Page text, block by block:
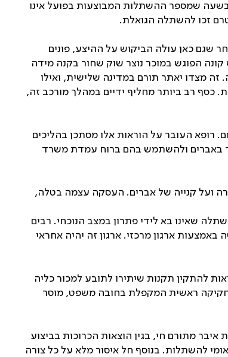
לדוגמה, בארץ יש כ-600 איש הממתינים להשתלת כליה, בשעה שמספר ההשתלות המבוצעות בפועל אינו
שגם כאן עולה הביקוש על ההיצע, פונים
קונה הפוגש במוכר נוצר שוק שחור בקנה מידה
זה מצדו יאתר תורם במדינה שלישית, ואילו
כסף רב ביותר מחליף ידיים במהלך מורכב זה,
תמורת תשלום. רופא העובר על הוראות אלו מסתכן בהליכים
רישיונו לעסוק ברפואה. גם נייר העמדה של הלשכה לאתיקה של הר"י (דצמבר 1997) אוסר לסחור באברים ולהשתמש בהם ברוח עמדת משרד
התשנ"ב-1991. על פי הצעה זו מוטל איסור על מכירה ועל קנייה של אברים. העסקה עצמה בטלה,
שאינו בא לידי פתרון במצב הנוכחי. רבים
ארגון מרכזי. ארגון זה יהיה אחראי
המשפט יורה לשר הבריאות להתקין תקנות שיתירו לתובע למכור כליה
בחקיקה ראשית המקפלת בחובה משפט, מוסר
בנסיבות מוגדרות מתן פיצוי, בנטילת איבר מתורם חי, בגין הוצאות הכרוכות בביצוע
להשתלות. בנוסף חל איסור מלא על כל צורה